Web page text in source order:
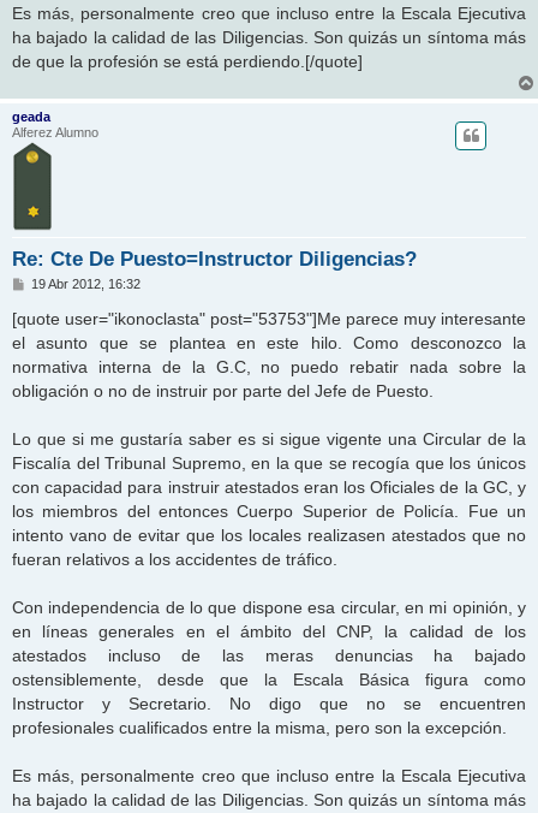
Es más, personalmente creo que incluso entre la Escala Ejecutiva
ha bajado la calidad de las Diligencias. Son quizás un síntoma más
de que la profesión se está perdiendo.[/quote]
geada
Alferez Alumno
Re: Cte De Puesto=Instructor Diligencias?
M
n
s
e
19 Abr 2012, 16:32
[quote user="ikonoclasta" post="53753"]Me parece muy interesante
el asunto que se plantea en este hilo. Como desconozco la
normativa interna de la G.C, no puedo rebatir nada sobre la
obligación o no de instruir por parte del Jefe de Puesto.
Lo que si me gustaría saber es si sigue vigente una Circular de la
Fiscalía del Tribunal Supremo, en la que se recogía que los únicos
con capacidad para instruir atestados eran los Oficiales de la GC, y
los miembros del entonces Cuerpo Superior de Policía. Fue un
intento vano de evitar que los locales realizasen atestados que no
fueran relativos a los accidentes de tráfico.
Con independencia de lo que dispone esa circular, en mi opinión, y
en líneas generales en el ámbito del CNP, la calidad de los
atestados incluso de las meras denuncias ha bajado
ostensiblemente, desde que la Escala Básica figura como
Instructor y Secretario. No digo que no se encuentren
profesionales cualificados entre la misma, pero son la excepción.
Es más, personalmente creo que incluso entre la Escala Ejecutiva
ha bajado la calidad de las Diligencias. Son quizás un síntoma más